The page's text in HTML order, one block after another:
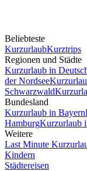
Beliebteste
KurzurlaubKurztrips
Regionen und Städte
Kurzurlaub in
der Nordsee
Schwarzwald
Bundesland
Kurzurlaub in Bayern
HamburgKurzurlaub
Weitere
Last Minute
Kindern
Städtereisen